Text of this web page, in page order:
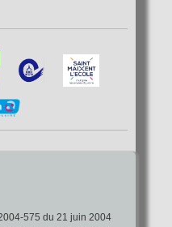
575 du 21 juin 2004